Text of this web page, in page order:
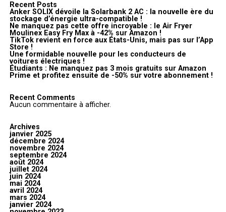
Recent Posts
Anker SOLIX dévoile la Solarbank 2 AC : la nouvelle ère du
stockage d’énergie ultra-compatible !
Ne manquez pas cette offre incroyable : le Air Fryer
Moulinex Easy Fry Max à -42% sur Amazon !
TikTok revient en force aux États-Unis, mais pas sur l’App
Store !
Une formidable nouvelle pour les conducteurs de
voitures électriques !
Étudiants : Ne manquez pas 3 mois gratuits sur Amazon
Prime et profitez ensuite de -50% sur votre abonnement !
Recent Comments
Aucun commentaire à afficher.
Archives
janvier 2025
décembre 2024
novembre 2024
septembre 2024
août 2024
juillet 2024
juin 2024
mai 2024
avril 2024
mars 2024
janvier 2024